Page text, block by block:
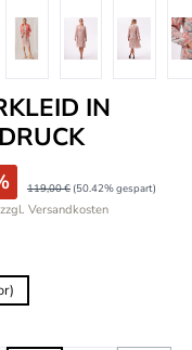
IN
119,00 € (50.42% gespart)
Versandkosten